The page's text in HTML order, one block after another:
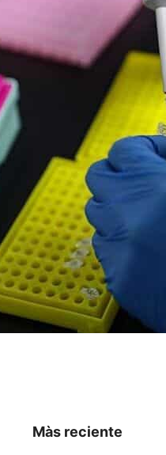
Màs reciente